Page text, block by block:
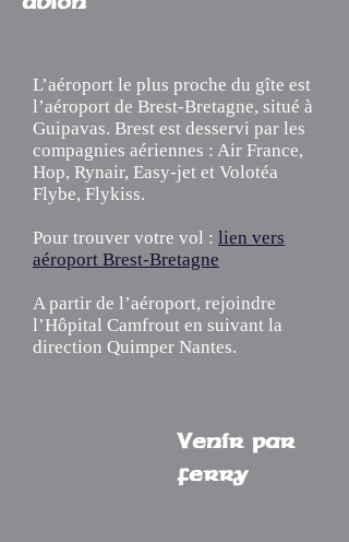
L’aéroport le plus proche du gîte est
l’aéroport de Brest-Bretagne, situé à
Guipavas. Brest est desservi par les
compagnies aériennes : Air France,
Hop, Rynair, Easy-jet et Volotéa
Flybe, Flykiss.
Pour trouver votre vol : lien vers
aéroport Brest-Bretagne
A partir de l’aéroport, rejoindre
l’Hôpital Camfrout en suivant la
direction Quimper Nantes.
Venir par
ferry